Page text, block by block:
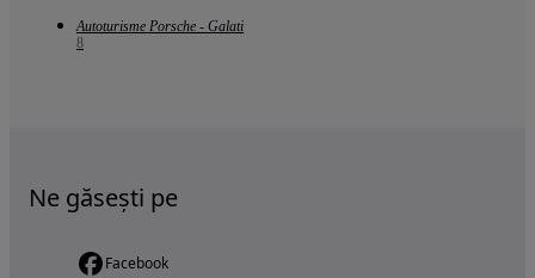
Autoturisme Porsche - Galati
8
Ne găsești pe
Facebook